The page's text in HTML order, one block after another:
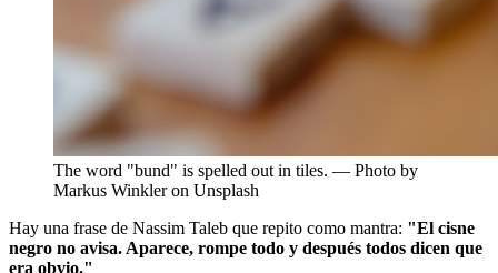
The word "bund" is spelled out in tiles. — Photo by
Markus Winkler on Unsplash
Hay una frase de Nassim Taleb que repito como mantra: "El cisne
negro no avisa. Aparece, rompe todo y después todos dicen que
era obvio."